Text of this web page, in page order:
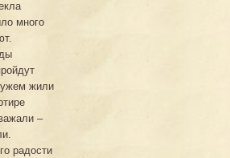
много
жили
–
радости